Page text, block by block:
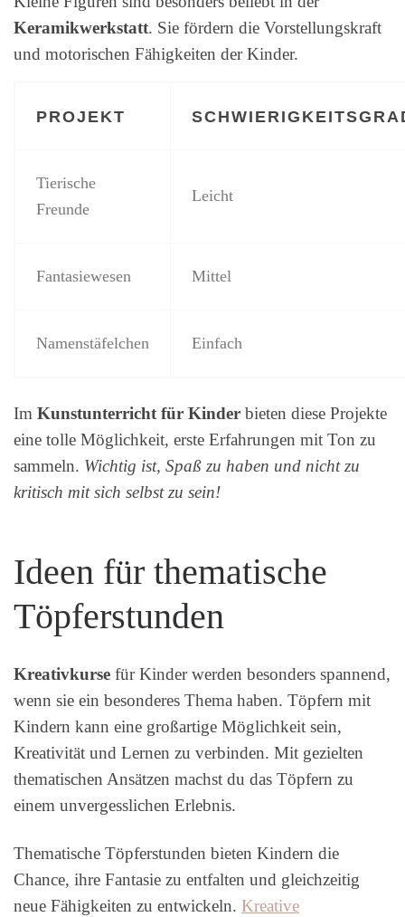
Keramikwerkstatt. Sie fördern die Vorstellungskraft
und motorischen Fähigkeiten der Kinder.
PROJEKT
Tierische
Freunde
Leicht
Fantasiewesen Mittel
Namenstäfelchen Einfach
Im Kunstunterricht für Kinder bieten diese Projekte
eine tolle Möglichkeit, erste Erfahrungen mit Ton zu
sammeln. Wichtig ist, Spaß zu haben und nicht zu
kritisch mit sich selbst zu sein!
Ideen für thematische
Töpferstunden
Kreativkurse für Kinder werden besonders spannend,
wenn sie ein besonderes Thema haben. Töpfern mit
Kindern kann eine großartige Möglichkeit sein,
Kreativität und Lernen zu verbinden. Mit gezielten
thematischen Ansätzen machst du das Töpfern zu
einem unvergesslichen Erlebnis.
Thematische Töpferstunden bieten Kindern die
Chance, ihre Fantasie zu entfalten und gleichzeitig
neue Fähigkeiten zu entwickeln. Kreative